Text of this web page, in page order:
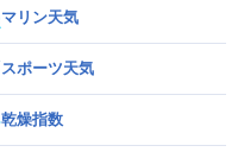
マリン天気
スポーツ天気
乾燥指数